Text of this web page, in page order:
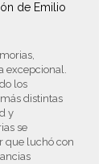
de Emilio
excepcional.
los
distintas
y
se
que luchó con